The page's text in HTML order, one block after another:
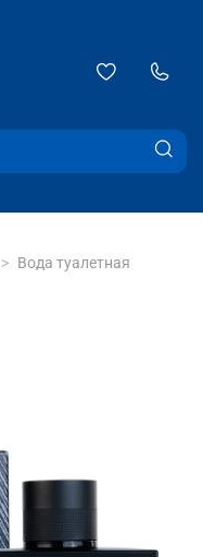
Вода туалетная